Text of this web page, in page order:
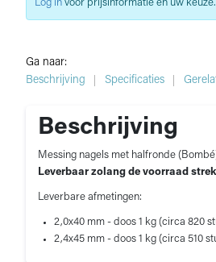
Ga naar:
Beschrijving
Specificaties
Beschrijving
Messing nagels met halfronde
Leverbaar zolang de voorraad
Leverbare afmetingen:
2,0x40 mm - doos 1 kg (circa 820
2,4x45 mm - doos 1 kg (circa 510
Log in voor prijsinformatie en uw keuze.